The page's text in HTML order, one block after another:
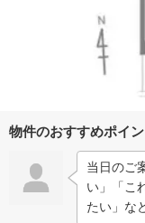
物件のおすすめポイ
当日のご
い」「こ
たい」な